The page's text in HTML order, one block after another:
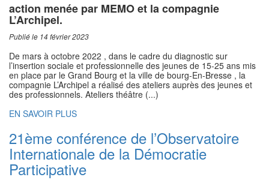
action menée par MEMO et la compagnie
L’Archipel.
Publié le 14 février 2023
De mars à octobre 2022 , dans le cadre du diagnostic sur
l’insertion sociale et professionnelle des jeunes de 15-25 ans mis
en place par le Grand Bourg et la ville de bourg-En-Bresse , la
compagnie L’Archipel a réalisé des ateliers auprès des jeunes et
des professionnels. Ateliers théâtre (...)
EN SAVOIR PLUS
21ème conférence de l’Observatoire
Internationale de la Démocratie
Participative